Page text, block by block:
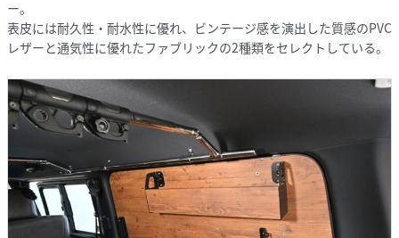
ー。
表皮には耐久性・耐水性に優れ、ビンテージ感を演出した質感のPVC
レザーと通気性に優れたファブリックの2種類をセレクトしている。